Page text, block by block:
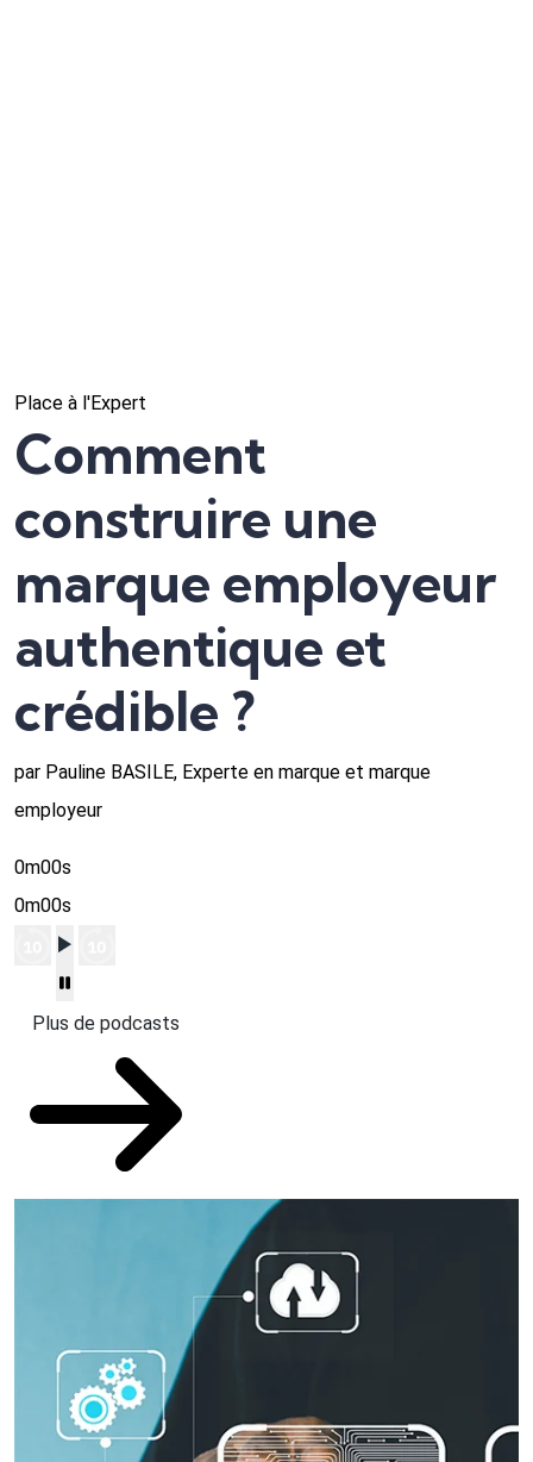
Place à l'Expert
Comment
construire une
marque employeur
authentique et
crédible ?
par Pauline BASILE, Experte en marque et marque
employeur
0m00s
0m00s
Plus de podcasts